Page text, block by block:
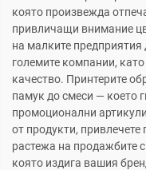
която произвежда
привличащи внимание
на малките
големите компании,
качество. Принтерите
памук до смеси — което
промоционални
от продукти,
растежа на продажбите
която издига вашия